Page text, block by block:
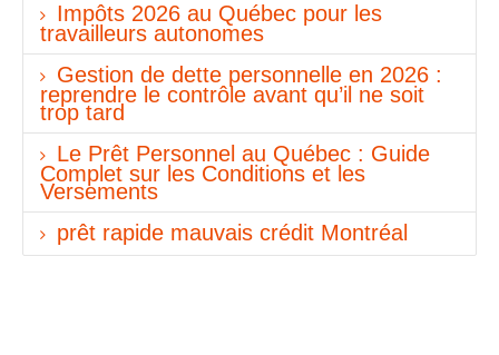
Impôts 2026 au Québec pour les
travailleurs autonomes
Gestion de dette personnelle en 2026 :
reprendre le contrôle avant qu’il ne soit
trop tard
Le Prêt Personnel au Québec : Guide
Complet sur les Conditions et les
Versements
prêt rapide mauvais crédit Montréal